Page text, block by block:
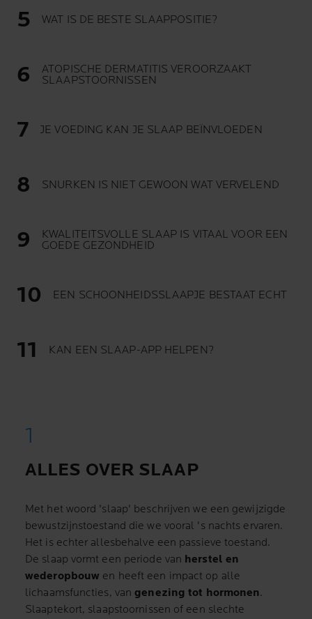
WAT IS DE BESTE SLAAPPOSITIE?
ATOPISCHE DERMATITIS VEROORZAAKT
SLAAPSTOORNISSEN
JE VOEDING KAN JE SLAAP BEÏNVLOEDEN
SNURKEN IS NIET GEWOON WAT VERVELEND
KWALITEITSVOLLE SLAAP IS VITAAL VOOR EEN
GOEDE GEZONDHEID
EEN SCHOONHEIDSSLAAPJE BESTAAT ECHT
KAN EEN SLAAP-APP HELPEN?
ALLES OVER SLAAP
Met het woord 'slaap' beschrijven we een gewijzigde
bewustzijnstoestand die we vooral 's nachts ervaren.
Het is echter allesbehalve een passieve toestand.
De slaap vormt een periode van herstel en
wederopbouw en heeft een impact op alle
lichaamsfuncties, van genezing tot hormonen.
Slaaptekort, slaapstoornissen of een slechte